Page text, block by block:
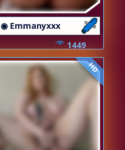
◉ Emmanyxxx
1449
HD